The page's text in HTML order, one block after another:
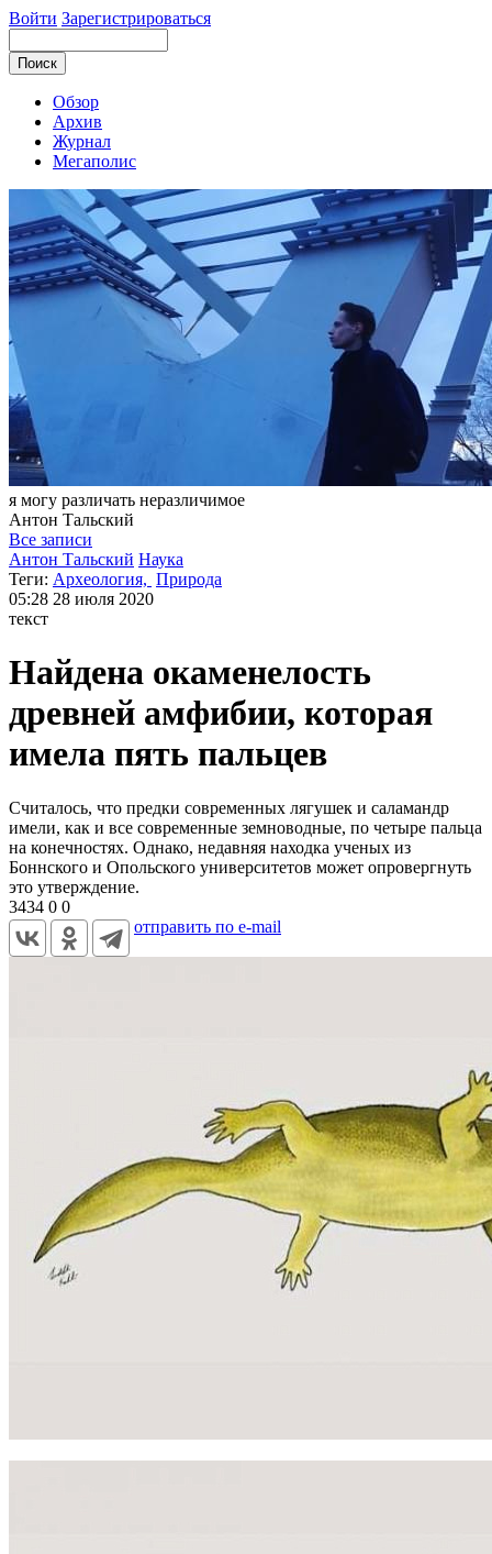
Войти Зарегистрироваться
Обзор
Архив
Журнал
Мегаполис
я могу различать неразличимое
Антон Тальский
Все записи
Антон Тальский Наука
Теги: Археология, Природа
05:28 28 июля 2020
текст
Найдена окаменелость
древней амфибии, которая
имела пять пальцев
Считалось, что предки современных лягушек и саламандр
имели, как и все современные земноводные, по четыре пальца
на конечностях. Однако, недавняя находка ученых из
Боннского и Опольского университетов может опровергнуть
это утверждение.
3434 0 0
отправить по e-mail